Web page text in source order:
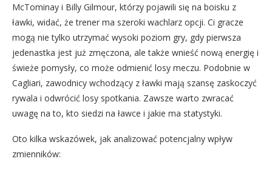
McTominay i Billy Gilmour, którzy pojawili się na boisku z
ławki, widać, że trener ma szeroki wachlarz opcji. Ci gracze
mogą nie tylko utrzymać wysoki poziom gry, gdy pierwsza
jedenastka jest już zmęczona, ale także wnieść nową energię i
świeże pomysły, co może odmienić losy meczu. Podobnie w
Cagliari, zawodnicy wchodzący z ławki mają szansę zaskoczyć
rywala i odwrócić losy spotkania. Zawsze warto zwracać
uwagę na to, kto siedzi na ławce i jakie ma statystyki.
Oto kilka wskazówek, jak analizować potencjalny wpływ
zmienników: